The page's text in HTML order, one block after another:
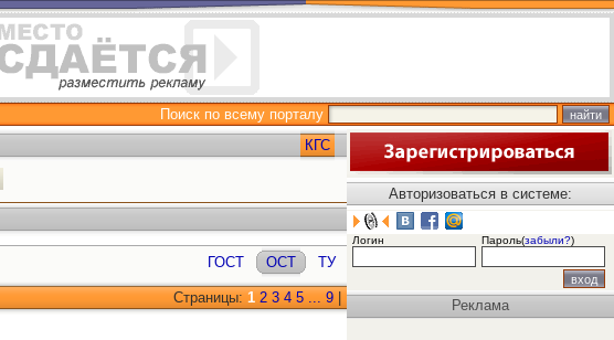
Поиск по всему порталу
КГС
ГОСТ ОСТ ТУ
Страницы: 1 2 3 4 5 ... 9
Авторизоваться в системе:
Логин Пароль(забыли?)
Реклама